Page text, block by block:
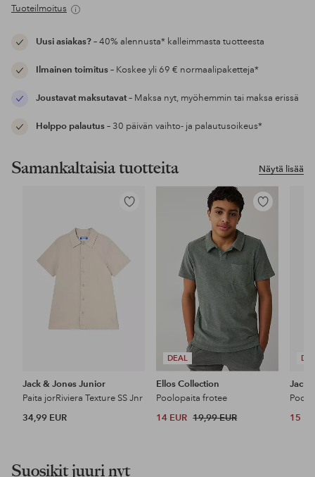
Tuoteilmoitus
Uusi asiakas?– 40% alennusta* kalleimmasta tuotteesta
Ilmainen toimitus– Koskee yli 69 € normaalipaketteja*
Joustavat maksutavat– Maksa nyt, myöhemmin tai maksa erissä
Helppo palautus– 30 päivän vaihto- ja palautusoikeus*
Näytä lisää
Samankaltaisia tuotteita
Lisää
Jack & Jones Junior
Paita jorRiviera Texture SS Jnr
34,99 EUR
DEAL
Lisää
Ellos Collection
Poolopaita frotee
14 EUR 19,99 EUR
Jack
15
Suosikit juuri nyt